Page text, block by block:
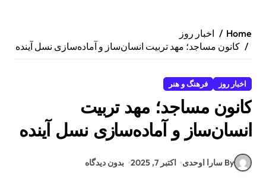
Home
اخبار روز
کانون مساجد؛ مهد تربیت انسان‌ساز و آماده‌سازی نسل آینده
اخبار روز فرهنگ و هنر
کانون مساجد؛ مهد تربیت
انسان‌ساز و آماده‌سازی نسل آینده
By سارا اوحدی اکتبر 7, 2025 بدون دیدگاه